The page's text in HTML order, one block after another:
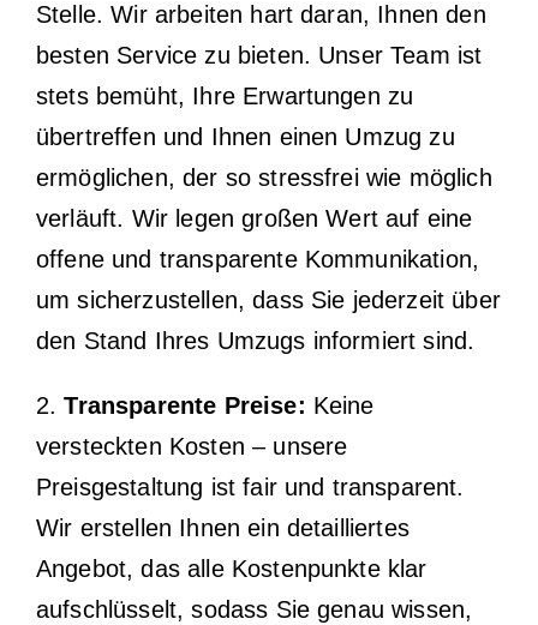
Stelle. Wir arbeiten hart daran, Ihnen den
besten Service zu bieten. Unser Team ist
stets bemüht, Ihre Erwartungen zu
übertreffen und Ihnen einen Umzug zu
ermöglichen, der so stressfrei wie möglich
verläuft. Wir legen großen Wert auf eine
offene und transparente Kommunikation,
um sicherzustellen, dass Sie jederzeit über
den Stand Ihres Umzugs informiert sind.
2.Transparente Preise: Keine
versteckten Kosten – unsere
Preisgestaltung ist fair und transparent.
Wir erstellen Ihnen ein detailliertes
Angebot, das alle Kostenpunkte klar
aufschlüsselt, sodass Sie genau wissen,